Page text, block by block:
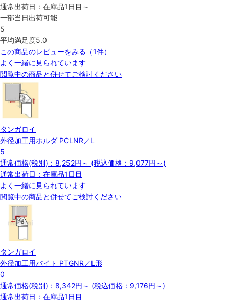
通常出荷日： 在庫品1日目～
一部当日出荷可能
5
平均満足度5.0
この商品のレビューをみる（1件）
よく一緒に見られています
閲覧中の商品と併せてご検討ください
タンガロイ
外径加工用ホルダ PCLNR／L
5
通常価格(税別)： 8,252円 ～ (税込価格： 9,077円 ～)
通常出荷日：在庫品1日目
よく一緒に見られています
閲覧中の商品と併せてご検討ください
タンガロイ
外径加工用バイト PTGNR／L形
0
通常価格(税別)： 8,342円 ～ (税込価格： 9,176円 ～)
通常出荷日：在庫品1日目